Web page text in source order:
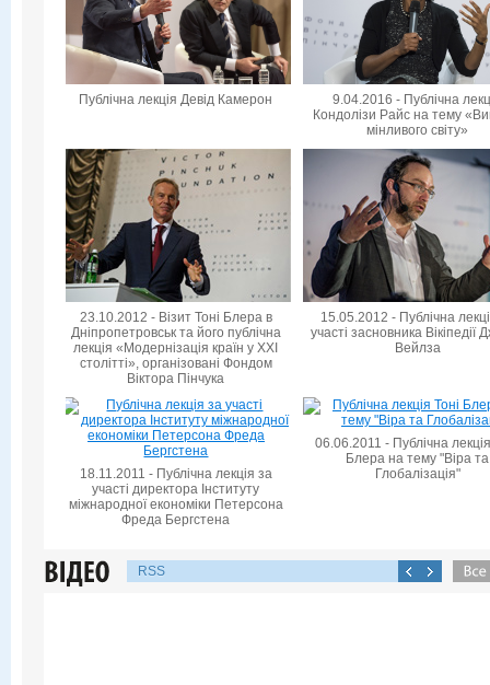
Публічна лекція Девід Камерон
9.04.2016 - Публічна
Кондолізи Райс на тему
мінливого світу»
23.10.2012 - Візит Тоні Блера в
Дніпропетровськ та його публічна
лекція «Модернізація країн у XXI
столітті», організовані Фондом
Віктора Пінчука
15.05.2012 - Публічна
участі засновника Вікіпедії
Вейлза
18.11.2011 - Публічна лекція за
участі директора Інституту
міжнародної економіки Петерсона
Фреда Бергстена
06.06.2011 - Публічна
Блера на тему "Віра та
Глобалізація"
RSS